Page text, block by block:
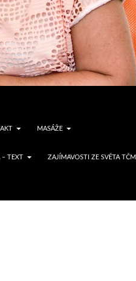
MASÁŽE
– TEXT ZAJÍMAVOSTI ZE SVĚTA TČM